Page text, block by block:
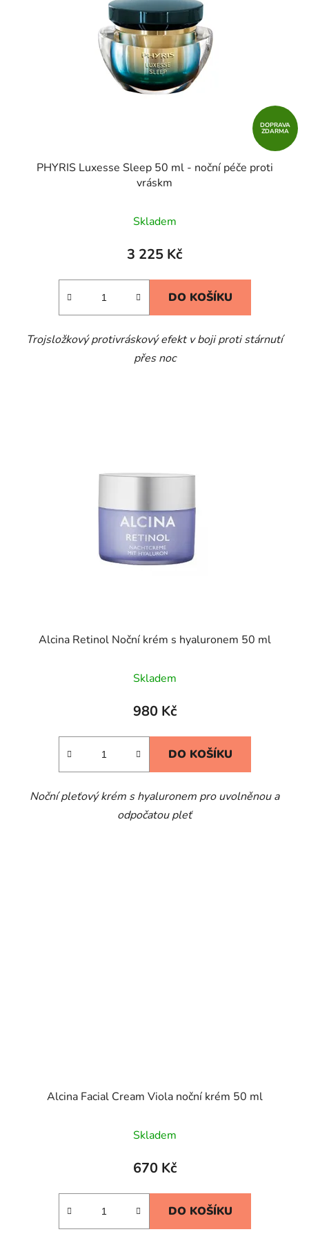
DOPRAVA
ZDARMA
PHYRIS Luxesse Sleep 50 ml - noční péče proti
vráskm
Skladem
3 225 Kč
DO KOŠÍKU
Trojsložkový protivráskový efekt v boji proti stárnutí
přes noc
Alcina Retinol Noční krém s hyaluronem 50 ml
Skladem
980 Kč
DO KOŠÍKU
Noční pleťový krém s hyaluronem pro uvolněnou a
odpočatou pleť
Alcina Facial Cream Viola noční krém 50 ml
Skladem
670 Kč
DO KOŠÍKU